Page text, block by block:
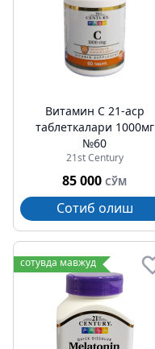
Витамин C 21-аср
таблеткалари 1000мг
№60
21st Century
85 000 СЎМ
Сотиб олиш
сотувда мавжуд